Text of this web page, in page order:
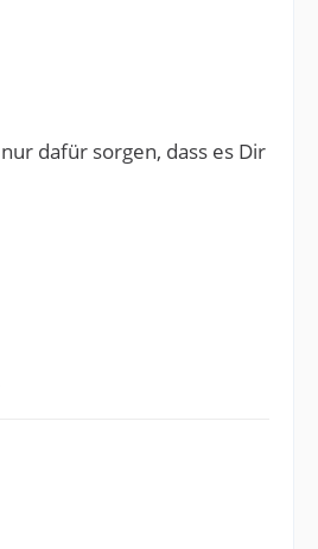
dafür sorgen, dass es Dir